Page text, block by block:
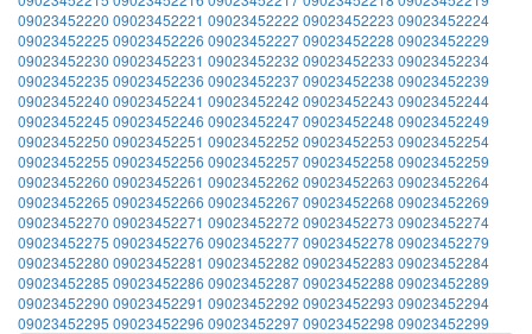
09023452220 09023452221 09023452222 09023452223 09023452224
09023452225 09023452226 0902345222709023452228 09023452229
09023452230 09023452231 09023452232 09023452233 09023452234
09023452235 09023452236 0902345223709023452238 09023452239
09023452240 09023452241 09023452242 09023452243 09023452244
09023452245 09023452246 0902345224709023452248 09023452249
09023452250 09023452251 09023452252 09023452253 09023452254
09023452255 09023452256 0902345225709023452258 09023452259
09023452260 09023452261 09023452262 09023452263 09023452264
09023452265 09023452266 0902345226709023452268 09023452269
09023452270 09023452271 09023452272 09023452273 09023452274
09023452275 09023452276 0902345227709023452278 09023452279
09023452280 09023452281 09023452282 09023452283 09023452284
09023452285 09023452286 0902345228709023452288 09023452289
09023452290 09023452291 09023452292 09023452293 09023452294
09023452295 09023452296 0902345229709023452298 09023452299